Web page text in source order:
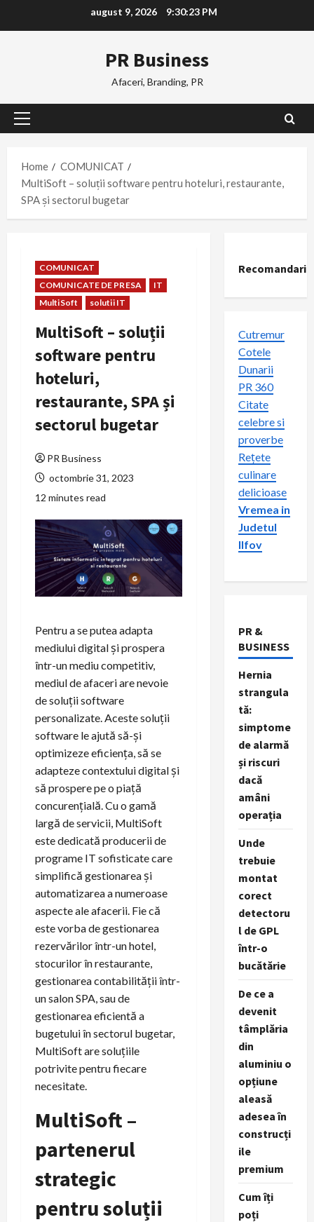
august 9, 2026 9:30:24 PM
PR Business
Afaceri, Branding, PR
Primary
Home
COMUNICAT
MultiSoft – soluții software pentru hoteluri, restaurante,
SPA și sectorul bugetar
COMUNICAT
COMUNICATE DE PRESA
IT
MultiSoft
solutii IT
MultiSoft – soluții
software pentru
hoteluri,
restaurante, SPA și
sectorul bugetar
PR Business
octombrie 31, 2023
12 minutes read
Pentru a se putea adapta
mediului digital și prospera
într-un mediu competitiv,
mediul de afaceri are nevoie
de soluții software
personalizate. Aceste soluții
software le ajută să-și
optimizeze eficiența, să se
adapteze contextului digital și
să prospere pe o piață
concurențială. Cu o gamă
largă de servicii, MultiSoft
este dedicată producerii de
programe IT sofisticate care
simplifică gestionarea și
automatizarea a numeroase
aspecte ale afacerii. Fie că
este vorba de gestionarea
rezervărilor într-un hotel,
stocurilor în restaurante,
gestionarea contabilității într-
un salon SPA, sau de
gestionarea eficientă a
bugetului în sectorul bugetar,
MultiSoft are soluțiile
potrivite pentru fiecare
necesitate.
MultiSoft –
partenerul
strategic
pentru soluții
Recomandari
Cutremur
Cotele
Dunarii
PR 360
Citate
celebre si
proverbe
Rețete
culinare
delicioase
Vremea in
Judetul
Ilfov
PR &
BUSINESS
Hernia
strangula
tă:
simptome
de alarmă
și riscuri
dacă
amâni
operația
Unde
trebuie
montat
corect
detectoru
l de GPL
într-o
bucătărie
De ce a
devenit
tâmplăria
din
aluminiu o
opțiune
aleasă
adesea în
construcți
ile
premium
Cum îți
poți